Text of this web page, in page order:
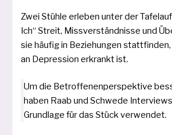
Zwei Stühle erle­ben unter der
Ich“ Streit, Missverständnisse und
sie häu­fig in Beziehungen
an Depression erkrankt ist.
Um die Betroffenenperspektive
haben Raab und Schwede
Grundlage für das Stück verwendet.